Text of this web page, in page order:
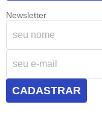
Newsletter
CADASTRAR